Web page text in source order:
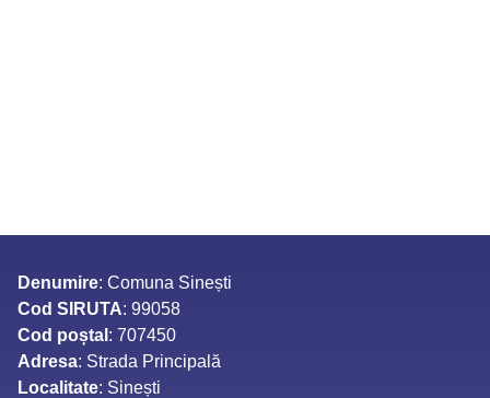
Denumire: Comuna Sinești
Cod SIRUTA: 99058
Cod poștal : 707450
Adresa: Strada Principală
Localitate: Sinești